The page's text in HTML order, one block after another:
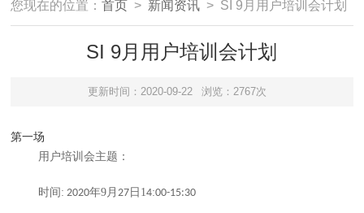
您现在的位置：首页 > 新闻资讯 > SI 9月用户培训会计划
SI 9月用户培训会计划
更新时间：2020-09-22 浏览：2767次
第一场
用户培训会主题：
时间 : 2020年9月 27日 14:00-15:30